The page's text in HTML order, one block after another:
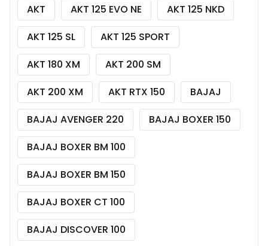
AKT AKT 125 EVO NE
AKT 125 NKD
AKT 125 SL
AKT 125 SPORT
AKT 180 XM
AKT 200 SM
AKT 200 XM
AKT RTX 150
BAJAJ
BAJAJ AVENGER 220
BAJAJ BOXER 150
BAJAJ BOXER BM 100
BAJAJ BOXER BM 150
BAJAJ BOXER CT 100
BAJAJ DISCOVER 100